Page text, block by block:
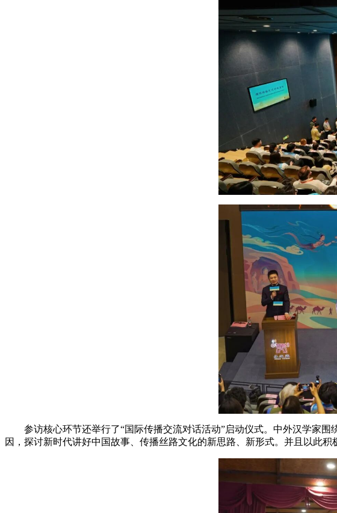
参访核心环节还举行了“国际传播交流对话活动”启动仪式。中外汉学家
因，探讨新时代讲好中国故事、传播丝路文化的新思路、新形式。并且以此积